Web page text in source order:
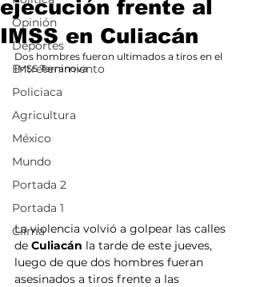
Opinión
Deportes
Entretenimiento
Policiaca
Agricultura
México
Mundo
Portada 2
Portada 1
Clima
ejecución frente al
IMSS en Culiacán
Dos hombres fueron ultimados a tiros en el
IMSS Terranova
La violencia volvió a golpear las calles
de Culiacán la tarde de este jueves,
luego de que dos hombres fueran
asesinados a tiros frente a las